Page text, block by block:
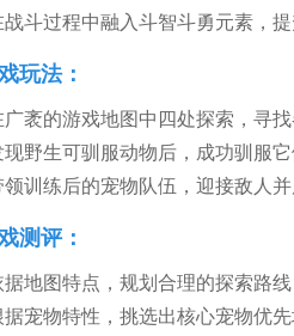
斗过程中融入斗智斗勇元素，提
玩法：
广袤的游戏地图中四处探索，寻
现野生可驯服动物后，成功驯服
训练后的宠物队伍，迎接敌人
测评：
据地图特点，规划合理的探索路
据宠物特性，挑选出核心宠物优